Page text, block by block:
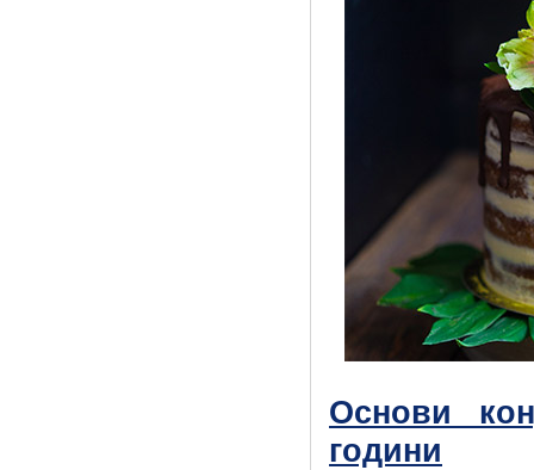
Основи
години